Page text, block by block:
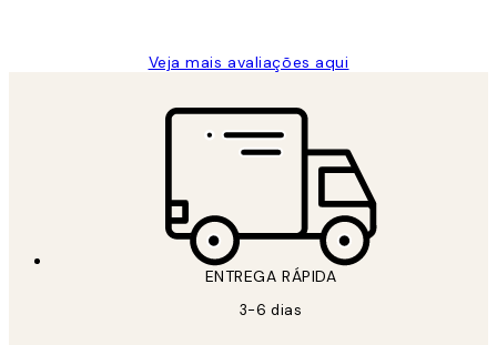
Veja mais avaliações aqui
ENTREGA RÁPIDA
3-6 dias